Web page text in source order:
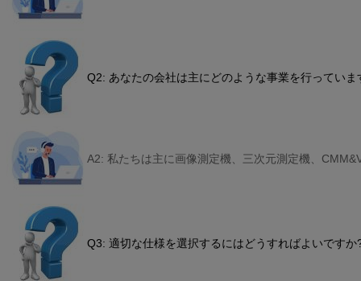
Q2: あなたの会社は主にどのような事業を行っていま
A2: 私たちは主に画像測定機、三次元測定機、
Q3: 適切な仕様を選択するにはどうすればよいですか